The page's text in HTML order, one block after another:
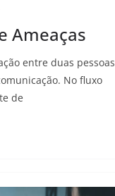
Ameaças
entre duas pessoas
No fluxo
de